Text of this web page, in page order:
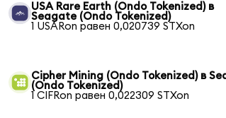
USA Rare Earth (Ondo Tokenized) в
Seagate (Ondo Tokenized)
1 USARon равен 0,020739 STXon
Cipher Mining (Ondo Tokenized) в
(Ondo Tokenized)
1 CIFRon равен 0,022309 STXon